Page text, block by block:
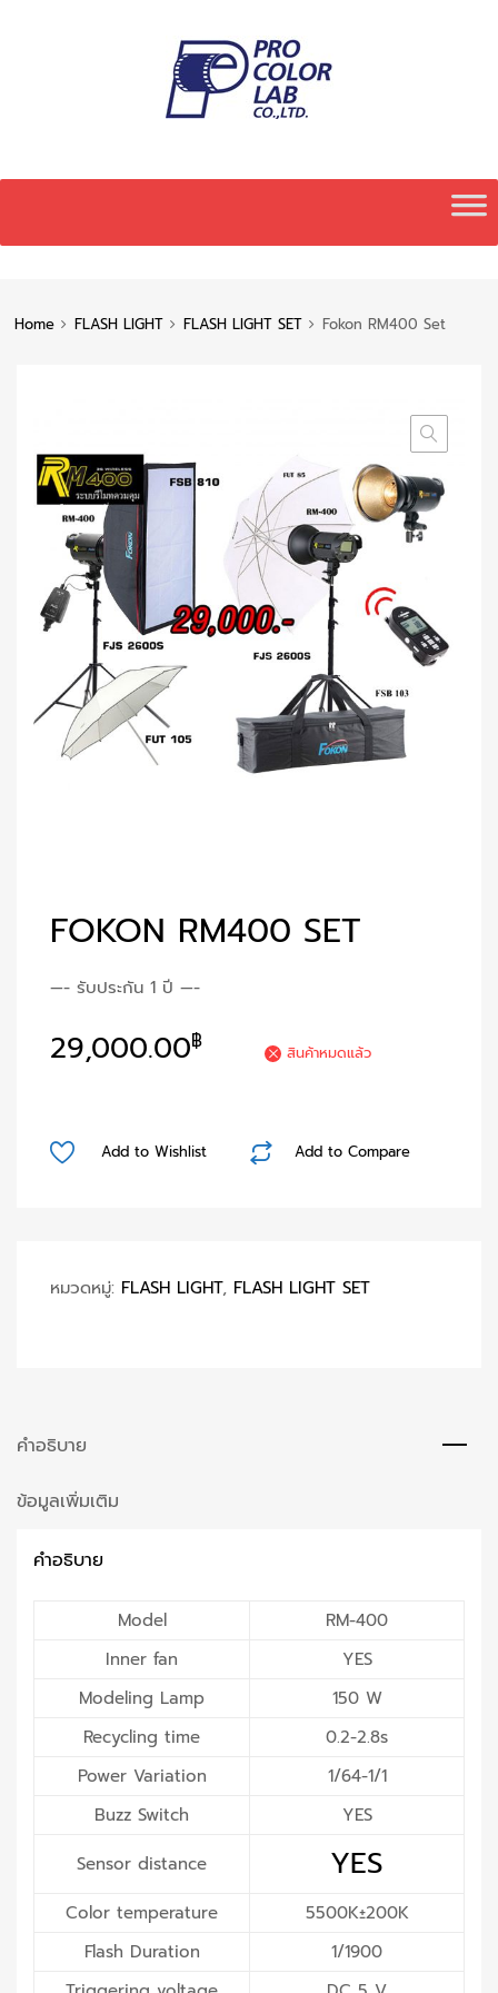
content
Home FLASH LIGHT FLASH LIGHT SET Fokon RM400 Set
FOKON RM400 SET
—- รับประกัน 1 ปี —-
29,000.00฿ สินค้าหมดแล้ว
Add to Compare
Add to Wishlist
หมวดหมู่: FLASH LIGHT, FLASH LIGHT SET
คำอธิบาย
ข้อมูลเพิ่มเติม
คำอธิบาย
Model
RM-400
Inner fan
YES
Modeling Lamp
150 W
Recycling time
0.2-2.8s
Power Variation
1/64-1/1
Buzz Switch
YES
Sensor distance
YES
Color temperature
5500K±200K
Flash Duration
1/1900